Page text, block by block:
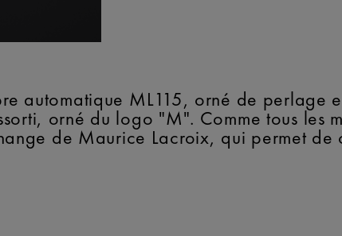
automatique ML115, orné de perlage
orné du logo "M". Comme tous les
de Maurice Lacroix, qui permet